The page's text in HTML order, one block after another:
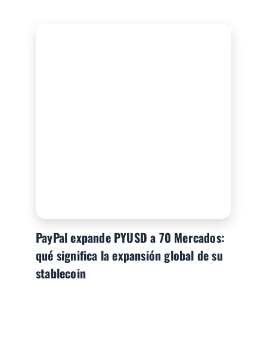
PayPal expande PYUSD a 70 Mercados:
qué significa la expansión global de su
stablecoin